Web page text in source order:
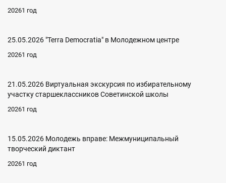
20261 год
25.05.2026 "Terra Democratia" в Молодежном центре
20261 год
21.05.2026 Виртуальная экскурсия по избирательному
участку старшеклассников Советинской школы
20261 год
15.05.2026 Молодежь вправе: Межмуниципальный
творческий диктант
20261 год